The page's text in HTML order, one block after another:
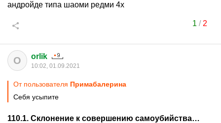
андройде типа шаоми редми 4х
1 / 2
O orlik
10:02, 01.09.2021
От пользователя Примaбaлерина
Себя усыпите
110.1. Склонение к совершению самоубийства…